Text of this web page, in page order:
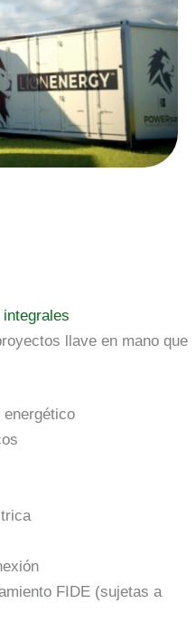
llave en mano que
energético
FIDE (sujetas a